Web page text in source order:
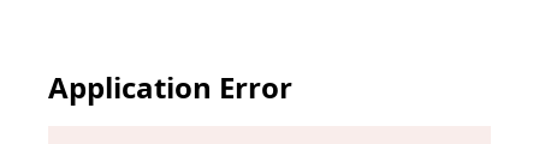
Application Error